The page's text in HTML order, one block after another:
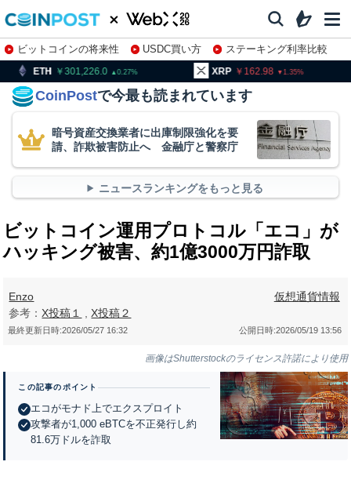
ビットコインの将来性 USDC買い方
ステーキング利率比較
株特集・関連銘柄
301,226.0 0.27 162.98 1.35
CoinPostで今最も読まれています
暗号資産交換業者に出庫制限強化を要
請、詐欺被害防止へ 金融庁と警察庁
ニュースランキングをもっと見る
ビットコイン運用プロトコル「エコ」が
ハッキング被害、約1億3000万円詐取
Enzo
参考： X投稿１ X投稿２
仮想通貨情報
公開日時:2026/05/19 13:56
最終更新日時:2026/05/27 16:32
画像はShutterstockのライセンス許諾により使用
この記事のポイント
エコがモナド上でエクスプロイト
攻撃者が1,000 eBTCを不正発行し約
81.6万ドルを詐取